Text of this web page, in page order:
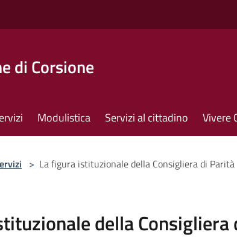
di Corsione
Modulistica Servizi al cittadino Vivere
> La figura istituzionale della Consigliera di Parità
della Consigliera